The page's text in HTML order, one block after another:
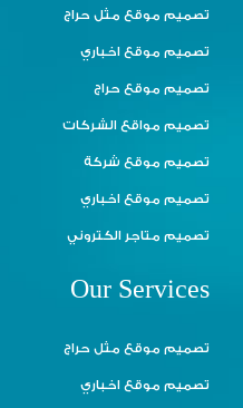
تصميم موقع مثل حراج
تصميم موقع اخباري
تصميم موقع حراج
تصميم مواقع الشركات
تصميم موقع شركة
تصميم موقع اخباري
تصميم متاجر الكتروني
Our Services
تصميم موقع مثل حراج
تصميم موقع اخباري